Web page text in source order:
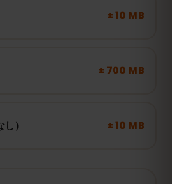
± 10 MB
± 700 MB
） ± 10 MB